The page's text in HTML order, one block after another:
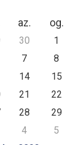
az. og.
30 1
7 8
14 15
21 22
28 29
4 5